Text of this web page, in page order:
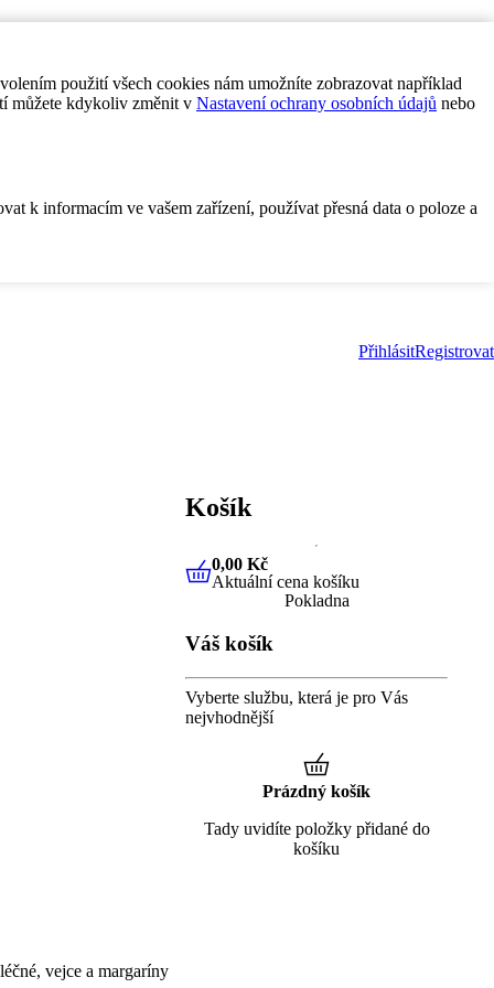
použití všech cookies nám umožníte zobrazovat například
můžete kdykoliv změnit v Nastavení ochrany osobních údajů nebo
k informacím ve vašem zařízení, používat přesná data o poloze a
PřihlásitRegistrovat
vejce a margaríny
Košík
0,00 KčAktuální cena košíku
0,00 Kč
Aktuální cena košíku
Pokladna
Váš košík
Vyberte službu, která je pro Vás
nejvhodnější
Prázdný košík
Tady uvidíte položky přidané do
košíku